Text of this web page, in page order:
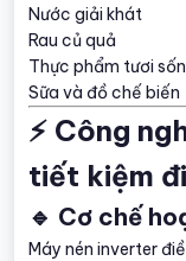
Nước giải khát
Rau củ quả
Thực phẩm tươi
Sữa và đồ chế biến
⚡ Công
tiết kiệm
🔹 Cơ chế
Máy nén inverter